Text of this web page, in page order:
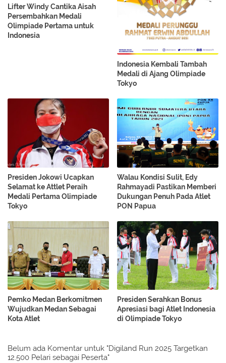
Lifter Windy Cantika Aisah
Persembahkan Medali
Olimpiade Pertama untuk
Indonesia
Indonesia Kembali Tambah
Medali di Ajang Olimpiade
Tokyo
Presiden Jokowi Ucapkan
Selamat ke Attlet Peraih
Medali Pertama Olimpiade
Tokyo
Walau Kondisi Sulit, Edy
Rahmayadi Pastikan Memberi
Dukungan Penuh Pada Atlet
PON Papua
Pemko Medan Berkomitmen
Wujudkan Medan Sebagai
Kota Atlet
Presiden Serahkan Bonus
Apresiasi bagi Atlet Indonesia
di Olimpiade Tokyo
Belum ada Komentar untuk "Digiland Run 2025 Targetkan
12.500 Pelari sebagai Peserta"